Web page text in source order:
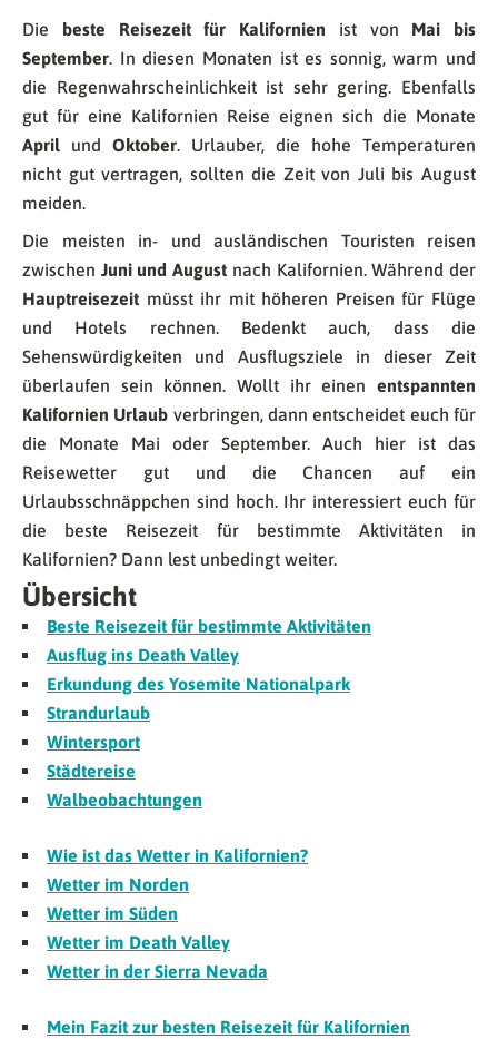
Die beste Reisezeit für Kalifornien ist von Mai bis
September. In diesen Monaten ist es sonnig, warm und
die Regenwahrscheinlichkeit ist sehr gering. Ebenfalls
gut für eine Kalifornien Reise eignen sich die Monate
April und Oktober. Urlauber, die hohe Temperaturen
nicht gut vertragen, sollten die Zeit von Juli bis August
meiden.
Die meisten in- und ausländischen Touristen reisen
zwischen Juni und August nach Kalifornien. Während der
Hauptreisezeit müsst ihr mit höheren Preisen für Flüge
und Hotels rechnen. Bedenkt auch, dass die
Sehenswürdigkeiten und Ausflugsziele in dieser Zeit
überlaufen sein können. Wollt ihr einen entspannten
Kalifornien Urlaub verbringen, dann entscheidet euch für
die Monate Mai oder September. Auch hier ist das
Reisewetter gut und die Chancen auf ein
Urlaubsschnäppchen sind hoch. Ihr interessiert euch für
die beste Reisezeit für bestimmte Aktivitäten in
Kalifornien? Dann lest unbedingt weiter.
Übersicht
Beste Reisezeit für bestimmte Aktivitäten
Ausflug ins Death Valley
Erkundung des Yosemite Nationalpark
Strandurlaub
Wintersport
Städtereise
Walbeobachtungen
Wie ist das Wetter in Kalifornien?
Wetter im Norden
Wetter im Süden
Wetter im Death Valley
Wetter in der Sierra Nevada
Mein Fazit zur besten Reisezeit für Kalifornien